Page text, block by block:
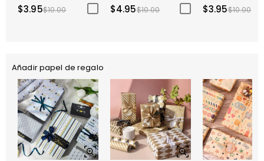
$3.95$10.00 $4.95$10.00 $3.95$10.00
Añadir papel de regalo